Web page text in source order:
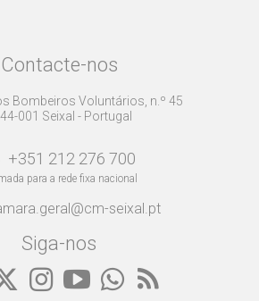
Contacte-nos
Bombeiros Voluntários, n.º 45
001 Seixal - Portugal
+351 212 276 700
para a rede fixa nacional
seixal.pt
Siga-nos